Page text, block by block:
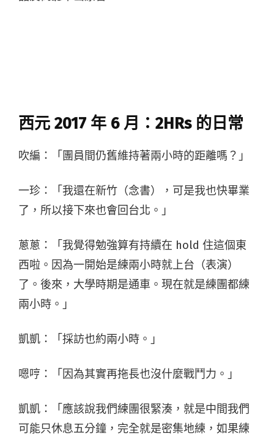
西元 2017 年 6 月： 2HRs 的日常
吹編：「團員間仍舊維持著兩小時的距離嗎？」
一珍：「我還在新竹（念書），可是我也快畢業
了，所以接下來也會回台北。」
蔥蔥：「我覺得勉強算有持續在 hold 住這個東
西啦。因為一開始是練兩小時就上台（表演）
了。後來，大學時期是通車。現在就是練團都練
兩小時。」
凱凱：「採訪也約兩小時。」
嗯哼：「因為其實再拖長也沒什麼戰鬥力。」
凱凱：「應該說我們練團很緊湊，就是中間我們
可能只休息五分鐘，完全就是密集地練，如果練